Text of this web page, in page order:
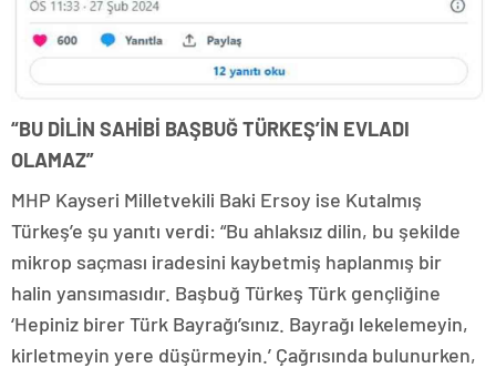
“BU DİLİN SAHİBİ BAŞBUĞ TÜRKEŞ’İN EVLADI
OLAMAZ”
MHP Kayseri Milletvekili Baki Ersoy ise Kutalmış
Türkeş’e şu yanıtı verdi: “Bu ahlaksız dilin, bu şekilde
mikrop saçması iradesini kaybetmiş haplanmış bir
halin yansımasıdır. Başbuğ Türkeş Türk gençliğine
‘Hepiniz birer Türk Bayrağı’sınız. Bayrağı lekelemeyin,
kirletmeyin yere düşürmeyin.’ Çağrısında bulunurken,